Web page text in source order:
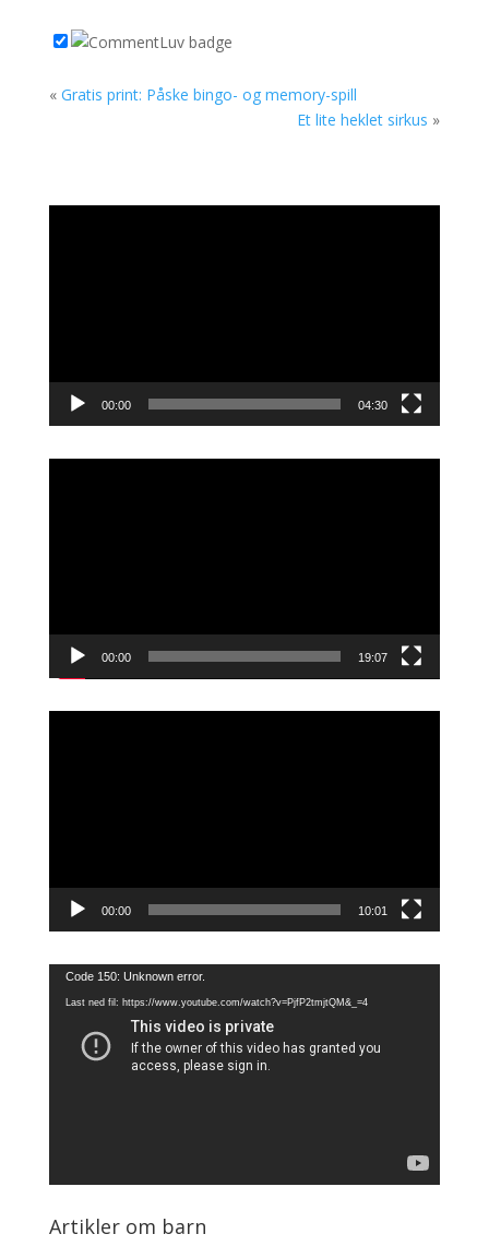
« Gratis print: Påske bingo- og memory-spill
Et lite heklet sirkus »
00:00 04:30
00:00 19:07
00:00 10:01
Videoavspiller
Code 150: Unknown error.
Last ned fil: https://www.youtube.com/watch?v=PjfP2tmjtQM&_=4
Artikler om barn